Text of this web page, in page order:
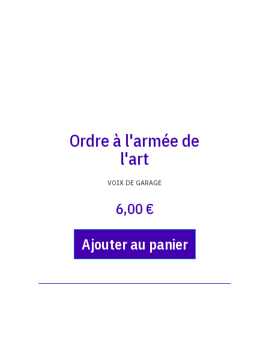
Ordre à l'armée de
l'art
VOIX DE GARAGE
6,00 €
Ajouter au panier